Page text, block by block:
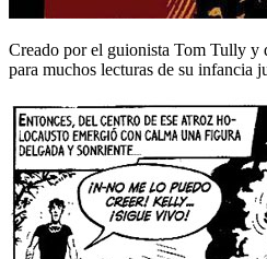
Creado por el guionista Tom Tully y
para muchos lecturas de su infancia